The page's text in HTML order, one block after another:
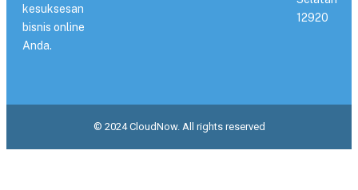
kesuksesan
bisnis online
Anda.
12920
© 2024 CloudNow. All rights reserved